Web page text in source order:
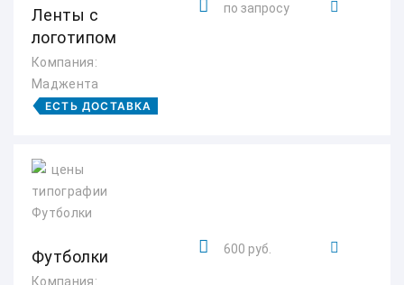
Ленты с
логотипом
Компания:
Маджента
ЕСТЬ ДОСТАВКА
по запросу
Футболки
Компания:
600 руб.